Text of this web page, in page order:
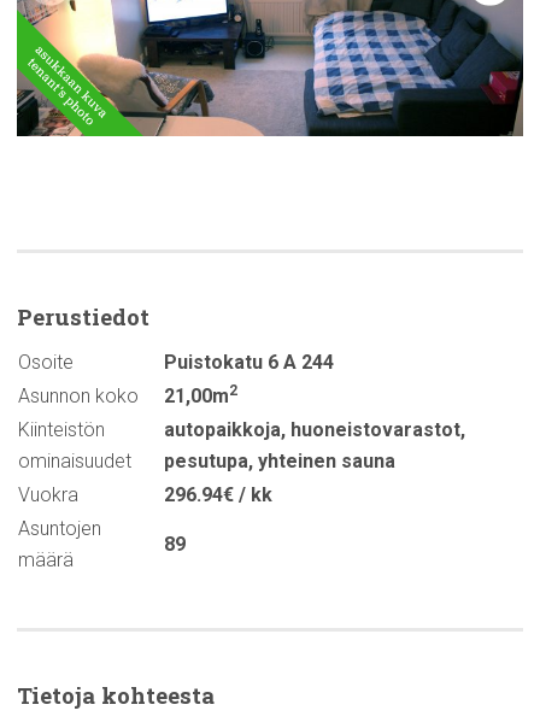
Perustiedot
Osoite
Puistokatu 6 A 244
Asunnon koko
21,00m2
Kiinteistön
ominaisuudet
autopaikkoja, huoneistovarastot,
pesutupa, yhteinen sauna
Vuokra
296.94€ / kk
Asuntojen
määrä
89
Tietoja kohteesta